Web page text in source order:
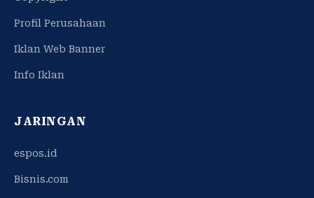
Profil Perusahaan
Iklan Web Banner
Info Iklan
JARINGAN
espos.id
Bisnis.com